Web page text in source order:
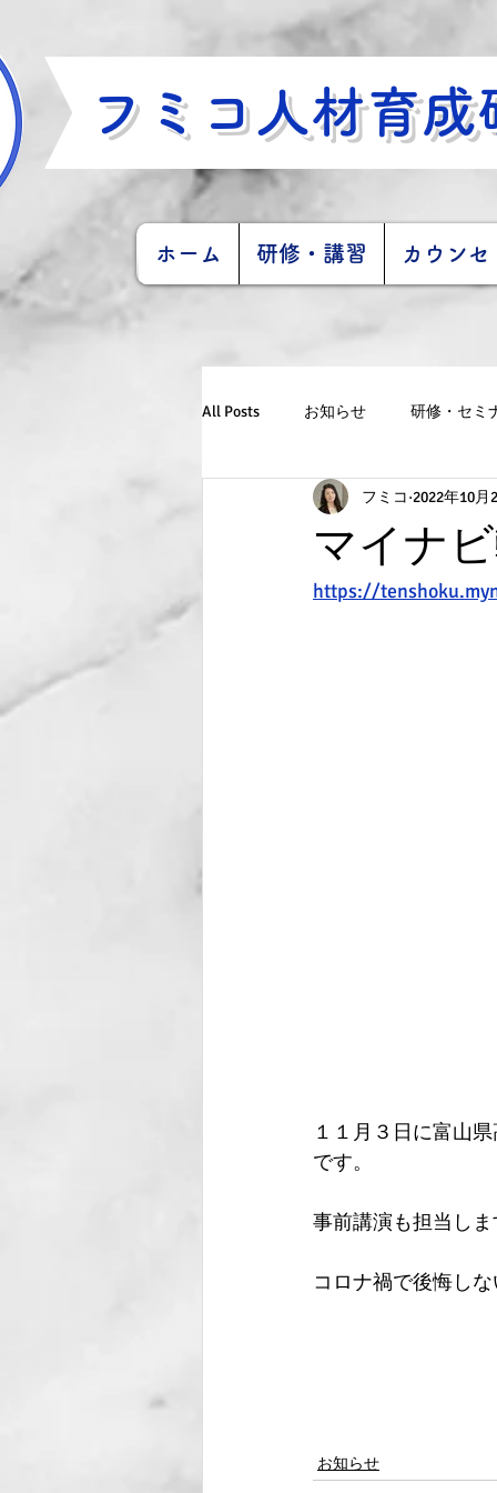
フミコ人材育成
ホーム 研修・講習 カウン
All Posts お知らせ 研修・セミ
マイナ
フミコ 2022年10月
https://
１１月３日に富山
です。
事前講演も担当し
コロナ禍で後悔し
お知らせ